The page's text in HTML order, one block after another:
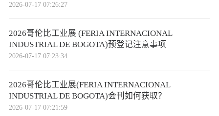
2026-07-17 07:26:27
2026哥伦比工业展 (FERIA INTERNACIONAL
INDUSTRIAL DE BOGOTA)预登记注意事项
2026-07-17 07:23:34
2026哥伦比工业展(FERIA INTERNACIONAL
INDUSTRIAL DE BOGOTA)会刊如何获取？
2026-07-17 07:21:59